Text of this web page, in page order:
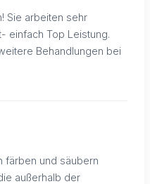
Sie arbeiten sehr
einfach Top Leistung.
Behandlungen bei
färben und säubern
außerhalb der